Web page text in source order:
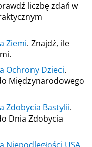
liczbę zdań w
Ziemi. Znajdź, ile
Ochrony Dzieci.
Międzynarodowego
Zdobycia Bastylii.
Dnia Zdobycia